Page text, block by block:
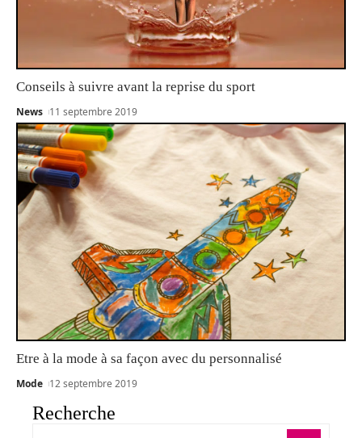
Conseils à suivre avant la reprise du sport
News 11 septembre 2019
Etre à la mode à sa façon avec du personnalisé
Mode 12 septembre 2019
Recherche